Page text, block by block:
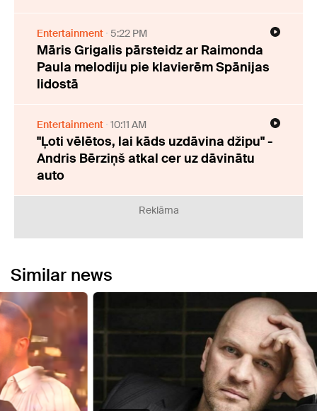
Entertainment 5:22 PM
Māris Grigalis pārsteidz ar Raimonda
Paula melodiju pie klavierēm Spānijas
lidostā
Entertainment 10:11 AM
"Ļoti vēlētos, lai kāds uzdāvina džipu" -
Andris Bērziņš atkal cer uz dāvinātu
auto
Reklāma
Similar news